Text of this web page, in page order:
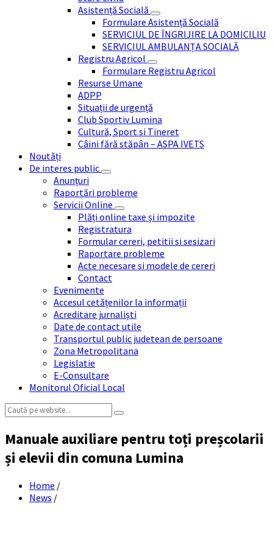
Asistență Socială
Formulare Asistență Socială
SERVICIUL DE ÎNGRIJIRE LA DOMICILIU
SERVICIUL AMBULANȚA SOCIALĂ
Registru Agricol
Formulare Registru Agricol
Resurse Umane
ADPP
Situații de urgență
Club Sportiv Lumina
Cultură, Sport si Tineret
Câini fără stăpân – ASPA IVETS
Noutăți
De interes public
Anunțuri
Raportări probleme
Servicii Online
Plăți online taxe și impozite
Registratura
Formular cereri, petitii si sesizari
Raportare probleme
Acte necesare si modele de cereri
Contact
Evenimente
Accesul cetățenilor la informații
Acreditare jurnaliști
Date de contact utile
Transportul public judetean de persoane
Zona Metropolitana
Legislatie
E-Consultare
Monitorul Oficial Local
Search:
Manuale auxiliare pentru toți preșcolarii
și elevii din comuna Lumina
Home /
News /